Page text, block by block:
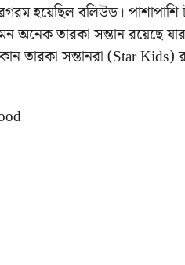
হয়েছিল বলিউড।
তারকা সন্তান রয়েছে যারা
তারকা সন্তানরা (Star Kids)